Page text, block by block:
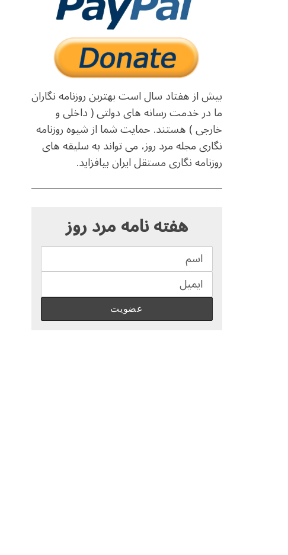
بیش از هفتاد سال است بهترین روزنامه نگاران
ما در خدمت رسانه های دولتی ( داخلی و
خارجی ) هستند. حمایت شما از شیوه روزنامه
نگاری مجله مرد روز، می تواند به سلیقه های
روزنامه نگاری مستقل ایران بیافزاید.
هفته نامه مرد روز
S
r
c
f
r